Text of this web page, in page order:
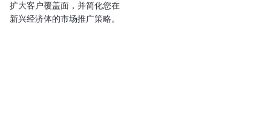
扩大客户覆盖面，并简化您在
新兴经济体的市场推广策略。